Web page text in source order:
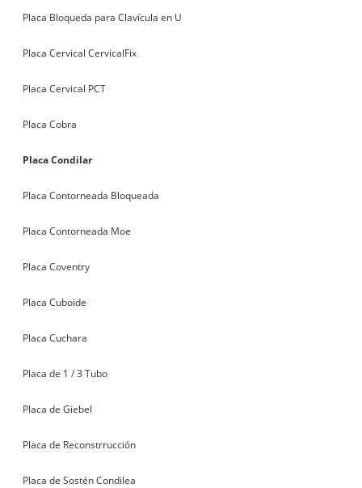
Placa Bloqueda para Clavícula en U
Placa Cervical CervicalFix
Placa Cervical PCT
Placa Cobra
Placa Condilar
Placa Contorneada Bloqueada
Placa Contorneada Moe
Placa Coventry
Placa Cuboide
Placa Cuchara
Placa de 1 / 3 Tubo
Placa de Giebel
Placa de Reconstrrucción
Placa de Sostén Condilea